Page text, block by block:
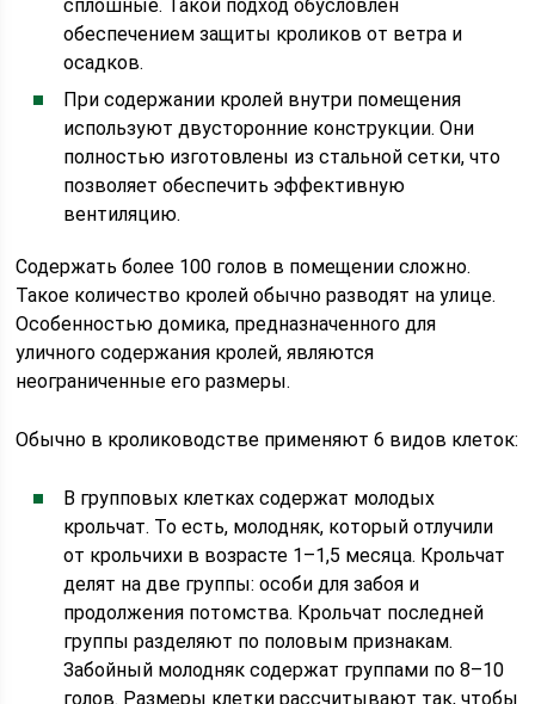
сплошные. Такой подход обусловлен
обеспечением защиты кроликов от ветра и
осадков.
При содержании кролей внутри помещения
используют двусторонние конструкции. Они
полностью изготовлены из стальной сетки, что
позволяет обеспечить эффективную
вентиляцию.
Содержать более 100 голов в помещении сложно.
Такое количество кролей обычно разводят на улице.
Особенностью домика, предназначенного для
уличного содержания кролей, являются
неограниченные его размеры.
Обычно в кролиководстве применяют 6 видов клеток:
В групповых клетках содержат молодых
крольчат. То есть, молодняк, который отлучили
от крольчихи в возрасте 1–1,5 месяца. Крольчат
делят на две группы: особи для забоя и
продолжения потомства. Крольчат последней
группы разделяют по половым признакам.
Забойный молодняк содержат группами по 8–10
голов. Размеры клетки рассчитывают так, чтобы